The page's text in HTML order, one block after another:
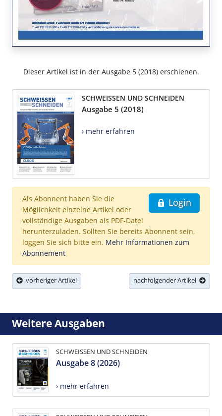
Dieser Artikel ist in der Ausgabe 5 (2018) erschienen.
SCHWEISSEN UND SCHNEIDEN
Ausgabe 5 (2018)
› mehr erfahren
Login
Als Abonnent haben Sie die
Möglichkeit einzelne Artikel oder
vollständige Ausgaben als PDF-Datei
herunterzuladen. Sollten Sie bereits Abonnent sein,
loggen Sie sich bitte ein. Mehr Informationen zum
Abonnement
vorheriger Artikel nachfolgender Artikel
Weitere Ausgaben
SCHWEISSEN UND SCHNEIDEN
Ausgabe 8 (2026)
› mehr erfahren